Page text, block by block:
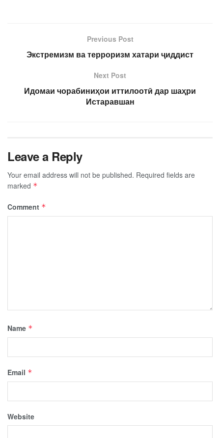
Previous Post
Экстремизм ва терроризм хатари ҷиддист
Next Post
Идомаи чорабиниҳои иттилоотӣ дар шаҳри
Истаравшан
Leave a Reply
Your email address will not be published. Required fields are
marked *
Comment *
Name *
Email *
Website